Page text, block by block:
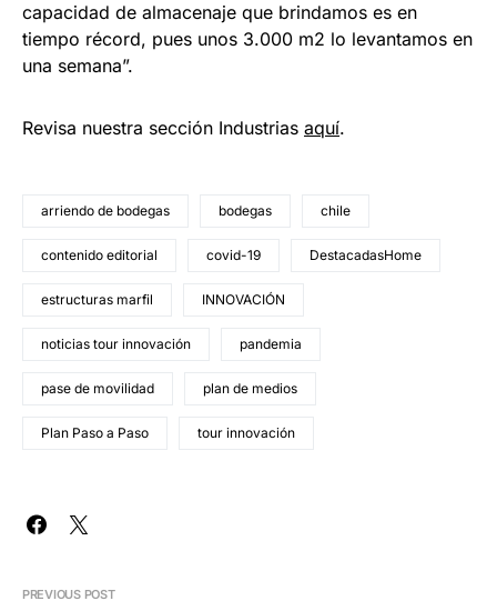
capacidad de almacenaje que brindamos es en
tiempo récord, pues unos 3.000 m2 lo levantamos en
una semana”.
Revisa nuestra sección Industrias aquí.
arriendo de bodegas bodegas chile
contenido editorial covid-19 DestacadasHome
estructuras marfil INNOVACIÓN
noticias tour innovación pandemia
pase de movilidad plan de medios
Plan Paso a Paso tour innovación
PREVIOUS POST